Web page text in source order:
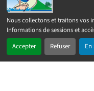
Nous collectons et traitons vos
Informations de sessions et
Accepter Refuser En
En 1 clic
Contact
2024 –2026 © Sainte-
légales
Politique de
Réalisé